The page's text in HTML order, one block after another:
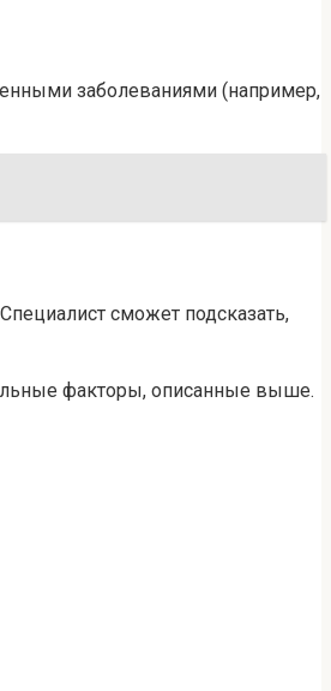
заболеваниями (например,
сможет подсказать,
факторы, описанные выше.